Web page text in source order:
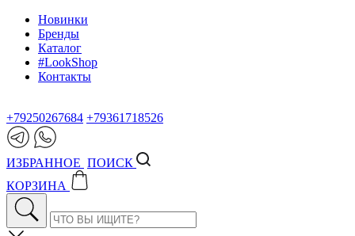
Новинки
Бренды
Каталог
#LookShop
Контакты
+79250267684 +79361718526
ИЗБРАННОЕ ПОИСК
КОРЗИНА